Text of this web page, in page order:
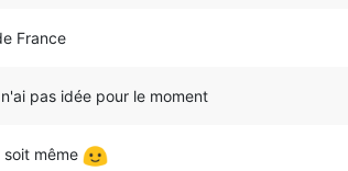
France
pas idée pour le moment
même